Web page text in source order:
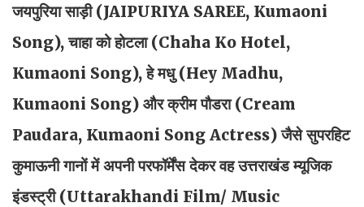
जयपुरिया साड़ी (JAIPURIYA SAREE, Kumaoni
Song), चाहा को होटला (Chaha Ko Hotel,
Kumaoni Song), हे मधु (Hey Madhu,
Kumaoni Song) और क्रीम पौडरा (Cream
Paudara, Kumaoni Song Actress) जैसे सुपरहिट
कुमाऊनी गानों में अपनी परफॉर्मेंस देकर वह उत्तराखंड म्यूजिक
इंडस्ट्री (Uttarakhandi Film/ Music